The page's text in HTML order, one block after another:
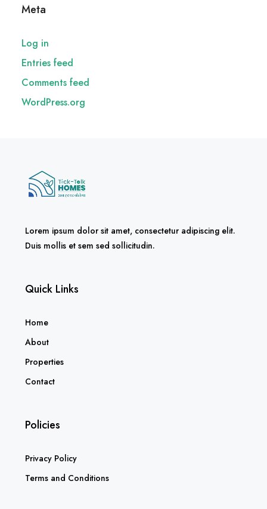
Meta
Log in
Entries feed
Comments feed
WordPress.org
Lorem ipsum dolor sit amet, consectetur adipiscing elit.
Duis mollis et sem sed sollicitudin.
Quick Links
Home
About
Properties
Contact
Policies
Privacy Policy
Terms and Conditions